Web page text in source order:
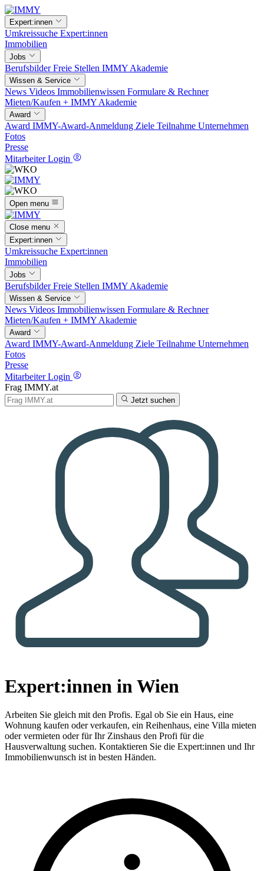
Expert:innen
Umkreissuche Expert:innen
Immobilien
Jobs
BerufsbilderFreie Stellen IMMY Akademie
Wissen & Service
News Videos Immobilienwissen Formulare & Rechner
Mieten/Kaufen + IMMY Akademie
Award
Award IMMY-Award-Anmeldung Ziele Teilnahme Unternehmen
Fotos
Presse
Mitarbeiter Login
Open menu
Close menu
Expert:innen
Umkreissuche Expert:innen
Immobilien
Jobs
BerufsbilderFreie Stellen IMMY Akademie
Wissen & Service
News Videos Immobilienwissen Formulare & Rechner
Mieten/Kaufen + IMMY Akademie
Award
Award IMMY-Award-Anmeldung Ziele Teilnahme Unternehmen
Fotos
Presse
Mitarbeiter Login
Frag IMMY.at
Jetzt suchen
Expert:innen in Wien
Arbeiten Sie gleich mit den Profis. Egal ob Sie ein Haus, eine
Wohnung kaufen oder verkaufen, ein Reihenhaus, eine Villa mieten
oder vermieten oder für Ihr Zinshaus den Profi für die
Hausverwaltung suchen. Kontaktieren Sie die Expert:innen und Ihr
Immobilienwunsch ist in besten Händen.